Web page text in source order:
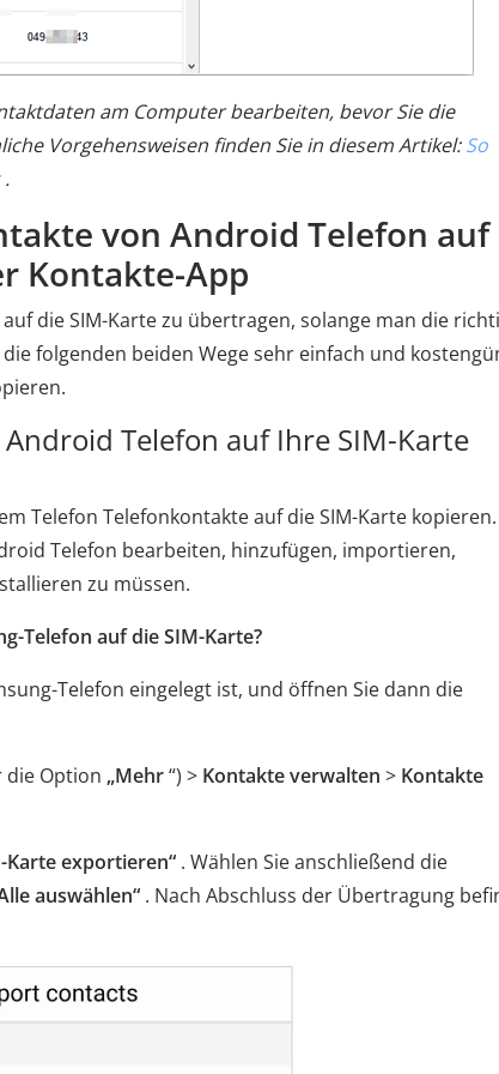
am Computer bearbeiten, bevor Sie die
Vorgehensweisen finden Sie in diesem Artikel:So
.
von Android Telefon auf
Kontakte-App
die SIM-Karte zu übertragen, solange man die
folgenden beiden Wege sehr einfach und
Telefon auf Ihre SIM-Karte
Telefon Telefonkontakte auf die SIM-Karte kopieren.
Telefon bearbeiten, hinzufügen, importieren,
zu müssen.
Telefon auf die SIM-Karte?
Telefon eingelegt ist, und öffnen Sie dann die
die Option „Mehr“) > Kontakte verwalten > Kontakte
Karte exportieren“ . Wählen Sie anschließend die
auswählen“ . Nach Abschluss der Übertragung